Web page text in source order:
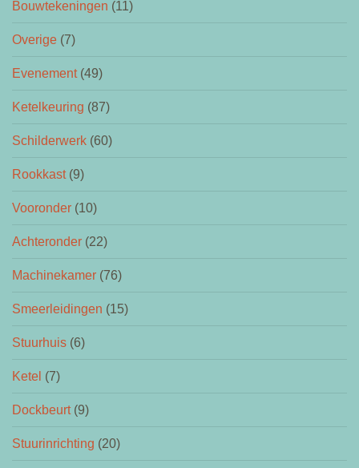
Bouwtekeningen (11)
Overige (7)
Evenement(49)
Ketelkeuring (87)
Schilderwerk (60)
Rookkast(9)
Vooronder (10)
Achteronder (22)
Machinekamer (76)
Smeerleidingen (15)
Stuurhuis (6)
Ketel (7)
Dockbeurt(9)
Stuurinrichting (20)